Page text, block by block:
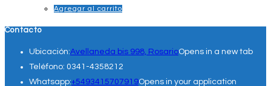
Agregar al carrito
Contacto
Ubicación:Avellaneda bis 998, RosarioOpens in a new tab
Teléfono: 0341-4358212
Whatsapp:+5493415707919Opens in your application